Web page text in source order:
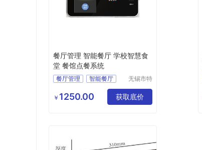
餐厅管理 智能餐厅 学校智慧食
堂 餐馆点餐系统
餐厅管理
智能餐厅
点餐系统
食堂消费
无锡市特
科技有限
公司
￥ 1250.00 获取底价